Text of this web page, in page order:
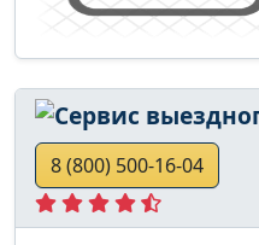
8 (800) 500-16-04